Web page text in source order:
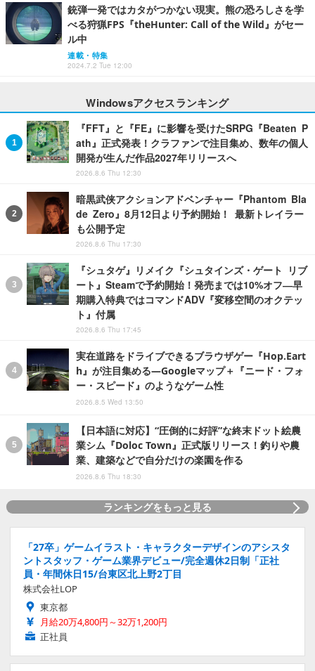
銃弾一発ではカタがつかない現実。熊の恐ろしさを学
べる狩猟FPS『theHunter: Call of the Wild』がセー
ル中
連載・特集
2024.7.2 Tue 12:00
Windowsアクセスランキング
『FFT』と『FE』に影響を受けたSRPG『Beaten P
ath』正式発表！クラファンで注目集め、数年の個人
開発が生んだ作品2027年リリースへ
2026.8.6 Thu 12:30
暗黒武侠アクションアドベンチャー『Phantom Bla
de Zero』8月12日より予約開始！ 最新トレイラー
も公開予定
2026.8.6 Thu 17:30
『シュタゲ』リメイク『シュタインズ・ゲート リブ
ート』Steamで予約開始！発売までは10%オフ―早
期購入特典ではコマンドADV『変移空間のオクテッ
ト』付属
2026.8.6 Thu 17:45
実在道路をドライブできるブラウザゲー『Hop.Eart
h』が注目集める―Googleマップ＋『ニード・フォ
ー・スピード』のようなゲーム性
2026.8.5 Wed 13:50
【日本語に対応】“圧倒的に好評”な終末ドット絵農
業シム『Doloc Town』正式版リリース！釣りや農
業、建築などで自分だけの楽園を作る
2026.8.6 Thu 18:30
ランキングをもっと見る
「27卒」ゲームイラスト・キャラクターデザインのアシスタ
ントスタッフ・ゲーム業界デビュー/完全週休2日制「正社
員・年間休日15/台東区北上野2丁目
株式会社LOP
東京都
月給20万4,800円～32万1,200円
正社員